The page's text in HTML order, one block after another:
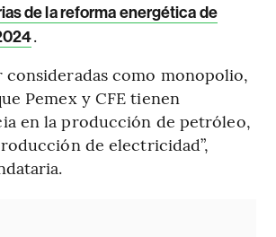
de la reforma energética de
.
consideradas como monopolio,
Pemex y CFE tienen
en la producción de petróleo,
de electricidad”,